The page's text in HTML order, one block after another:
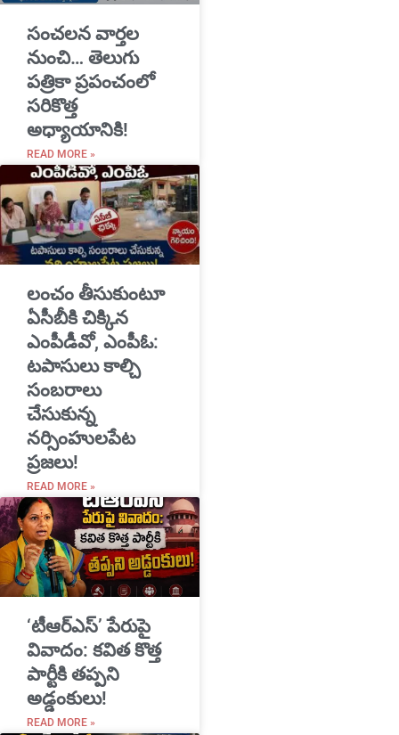
సంచలన వార్తల
నుంచి… తెలుగు
పత్రికా ప్రపంచంలో
సరికొత్త
అధ్యాయానికి!
READ MORE »
​లంచం తీసుకుంటూ
ఏసీబీకి చిక్కిన
ఎంపీడీవో, ఎంపీఓ:
టపాసులు కాల్చి
సంబరాలు
చేసుకున్న
నర్సింహులపేట
ప్రజలు!
READ MORE »
‘టీఆర్ఎస్’ పేరుపై
వివాదం: కవిత కొత్త
పార్టీకి తప్పని
అడ్డంకులు!
READ MORE »